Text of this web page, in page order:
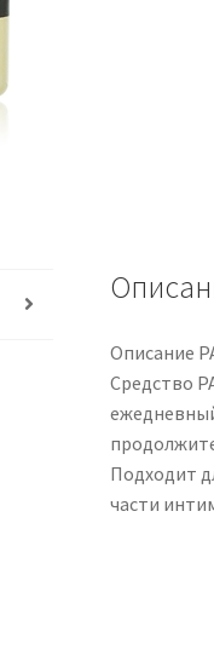
Описание
Средство
Подходит
части